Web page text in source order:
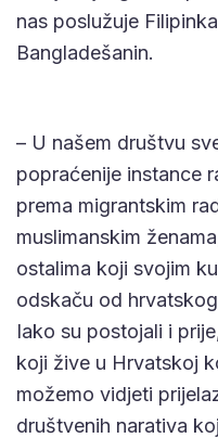
nas poslužuje
Bangladešanin.
– U našem društvu
popraćenije instance
prema migrantskim
muslimanskim
ostalima koji svojim
odskaču od
Iako su postojali i
koji žive u Hrvatskoj
možemo vidjeti
društvenih narativa